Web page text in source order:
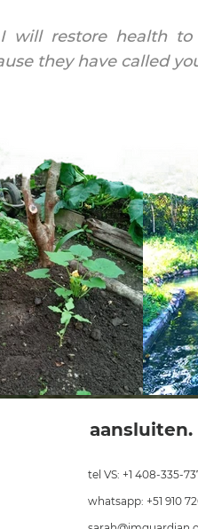
I will restore health
they have called
aansluiten.
tel VS: +1 408-335-
whatsapp: +51 910